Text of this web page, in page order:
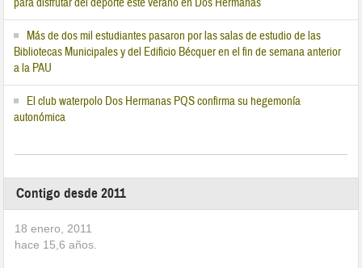
para disfrutar del deporte este verano en Dos Hermanas
Más de dos mil estudiantes pasaron por las salas de estudio de las
Bibliotecas Municipales y del Edificio Bécquer en el fin de semana anterior
a la PAU
El club waterpolo Dos Hermanas PQS confirma su hegemonía
autonómica
Contigo desde 2011
18 enero, 2011
hace 15,6 años.